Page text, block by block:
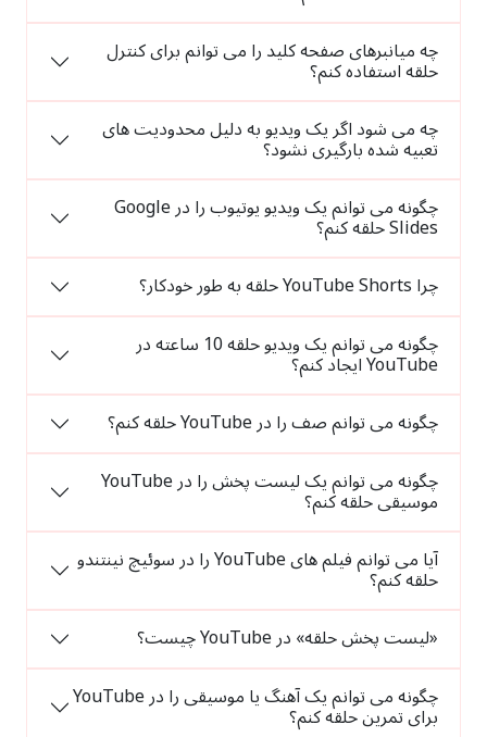
چه میانبرهای صفحه کلید را می توانم برای کنترل
حلقه استفاده کنم؟
چه می شود اگر یک ویدیو به دلیل محدودیت های
تعبیه شده بارگیری نشود؟
چگونه می توانم یک ویدیو یوتیوب را در Google
Slides حلقه کنم؟
چرا YouTube Shorts حلقه به طور خودکار؟
چگونه می توانم یک ویدیو حلقه 10 ساعته در
YouTube ایجاد کنم؟
چگونه می توانم صف را در YouTube حلقه کنم؟
چگونه می توانم یک لیست پخش را در YouTube
موسیقی حلقه کنم؟
آیا می توانم فیلم های YouTube را در سوئیچ نینتندو
حلقه کنم؟
«لیست پخش حلقه» در YouTube چیست؟
چگونه می توانم یک آهنگ یا موسیقی را در YouTube
برای تمرین حلقه کنم؟